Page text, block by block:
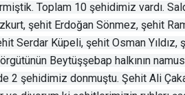
Toplam 10 şehidimiz vardı.
şehit Erdoğan Sönmez, şehit
Serdar Küpeli, şehit Osman
Beytüşşebap halkının
2 şehidimiz donmuştu. Şehit Ali